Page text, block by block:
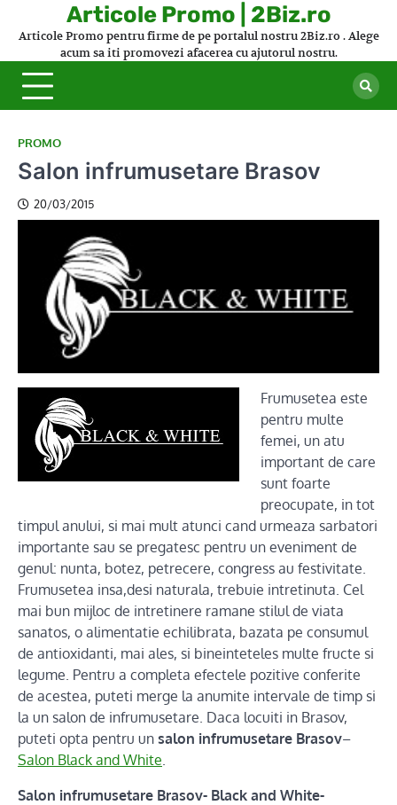
Articole Promo | 2Biz.ro
Articole Promo pentru firme de pe portalul nostru 2Biz.ro . Alege
acum sa iti promovezi afacerea cu ajutorul nostru.
PROMO
Salon infrumusetare Brasov
20/03/2015
Frumusetea este
pentru multe
femei, un atu
important de care
sunt foarte
preocupate, in tot
timpul anului, si mai mult atunci cand urmeaza sarbatori
importante sau se pregatesc pentru un eveniment de
genul: nunta, botez, petrecere, congress au festivitate.
Frumusetea insa,desi naturala, trebuie intretinuta. Cel
mai bun mijloc de intretinere ramane stilul de viata
sanatos, o alimentatie echilibrata, bazata pe consumul
de antioxidanti, mai ales, si bineinteteles multe fructe si
legume. Pentru a completa efectele pozitive conferite
de acestea, puteti merge la anumite intervale de timp si
la un salon de infrumusetare. Daca locuiti in Brasov,
puteti opta pentru un salon infrumusetare Brasov–
Salon Black and White
Salon infrumusetare Brasov- Black and White-